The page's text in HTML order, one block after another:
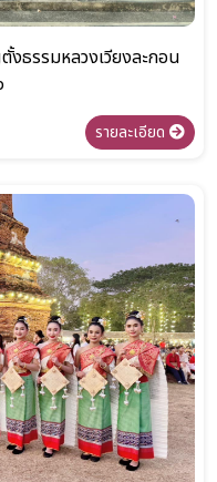
ธรรมหลวงเวียงละกอน
รายละเอียด